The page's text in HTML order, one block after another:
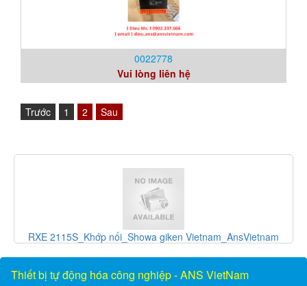
0022778
Vui lòng liên hệ
Trước 1 2 Sau
RXE 2115S_Khớp nối_Showa giken Vietnam_AnsVietnam
Thiết bị tự động hóa công nghiệp - ANS VietNam